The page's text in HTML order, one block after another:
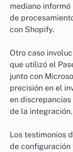
mediano
de
con Shopify.
Otro caso
que utilizó el
junto con
precisión en el
en
de la integración.
Los testimonios
de configuración